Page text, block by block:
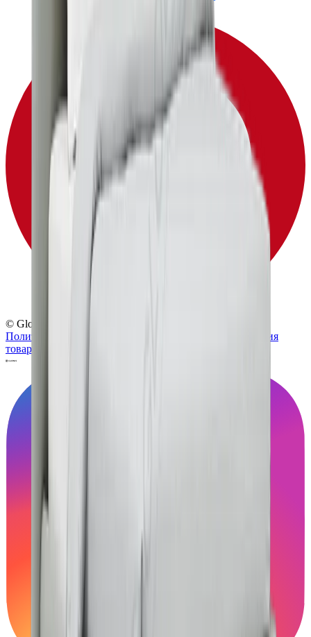
© Globus, 2008–2026
Политика конфиденциальности
Политика использования
товарных знаков